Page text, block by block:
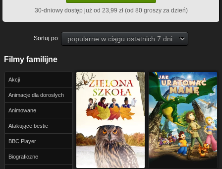
30-dniowy dostęp już od 23,99 zł (od 80 groszy za dzień)
Sortuj po:
Filmy familijne
Akcji
Animacje dla dorosłych
Animowane
Atakujące bestie
BBC Player
Biograficzne